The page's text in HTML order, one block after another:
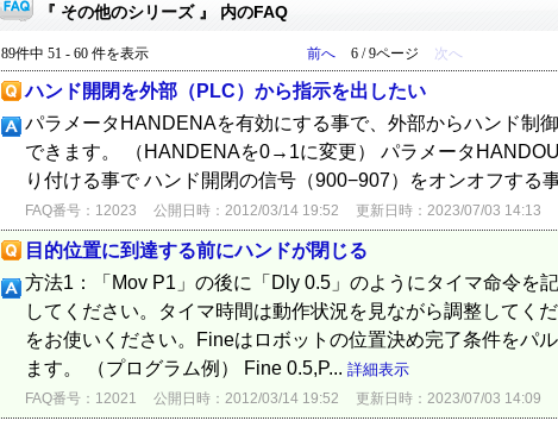
『 その他のシリーズ 』 内のFAQ
89件中 51 - 60 件を表示 前へ 6 / 9ページ 次へ
ハンド開閉を外部（PLC）から指示を出したい
パラメータHANDENAを有効にする事で、外部からハンド制
できます。 （HANDENAを0→1に変更） パラメータ
り付ける事で ハンド開閉の信号（900−907）をオンオフする
FAQ番号：12023 公開日時：2012/03/14 19:52 更新日時：2023/07/03 14:13
目的位置に到達する前にハンドが閉じる
方法1：「Mov P1」の後に「Dly 0.5」のようにタイマ命令を
してください。タイマ時間は動作状況を見ながら調整してく
をお使いください。Fineはロボットの位置決め完了条件をパ
ます。 （プログラム例） Fine 0.5,P... 詳細表示
FAQ番号：12021 公開日時：2012/03/14 19:52 更新日時：2023/07/03 14:09